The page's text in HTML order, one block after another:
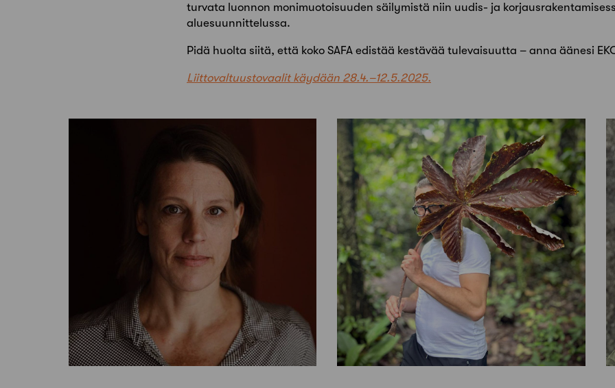
turvata luonnon monimuotoisuuden säilymistä niin uudis- ja
aluesuunnittelussa.
Pidä huolta siitä, että koko SAFA edistää kestävää tulevaisuutta – anna äänesi
Liittovaltuustovaalit käydään 28.4.–12.5.2025.